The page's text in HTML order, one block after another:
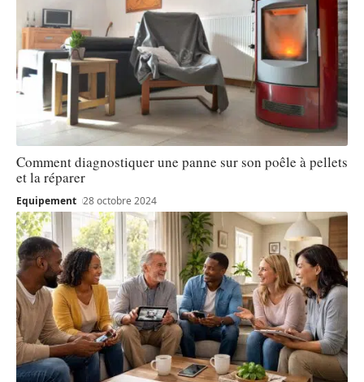
Comment diagnostiquer une panne sur son poêle à pellets
et la réparer
Equipement 28 octobre 2024